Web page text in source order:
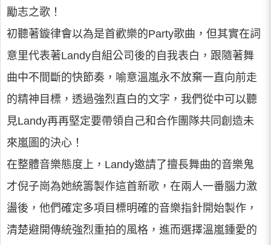
勵志之歌！
初聽著鏇律會以為是首歡樂的Party歌曲，但其實在詞
意里代表著Landy自組公司後的自我表白，跟隨著舞
曲中不間斷的快節奏，喻意溫嵐永不放棄一直向前走
的精神目標，透過強烈直白的文字，我們從中可以聽
見Landy再再堅定要帶領自己和合作團隊共同創造未
來嵐圖的決心！
在整體音樂態度上，Landy邀請了擅長舞曲的音樂鬼
才倪子崗為她統籌製作這首新歌，在兩人一番腦力激
盪後，他們確定多項目標明確的音樂指針開始製作，
清楚避開傳統強烈重拍的風格，進而選擇溫嵐鍾愛的